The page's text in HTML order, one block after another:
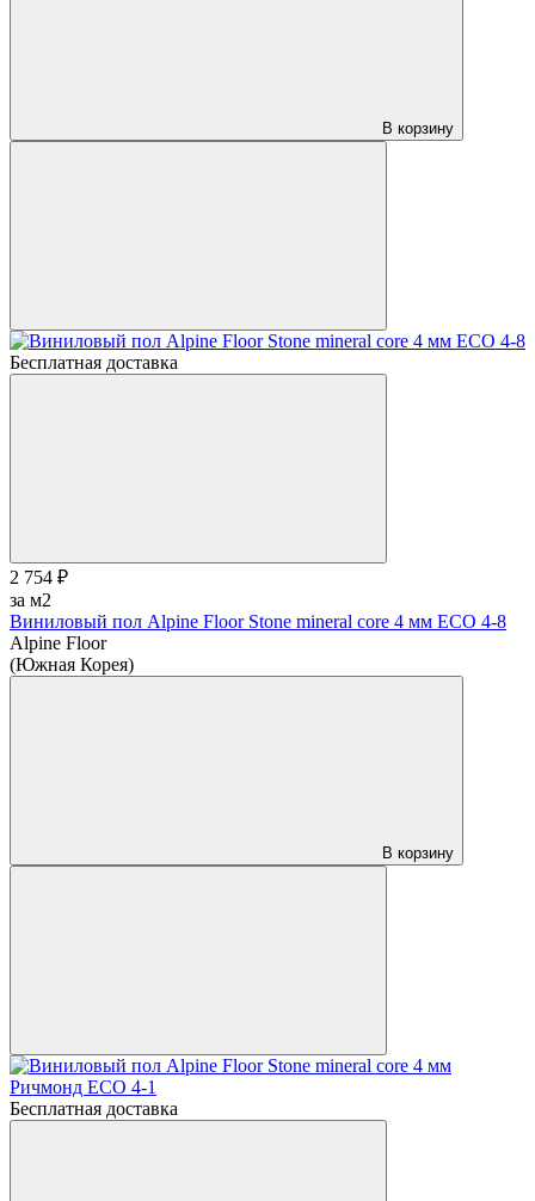
В корзину
Бесплатная доставка
2 754 ₽
за м2
Виниловый пол Alpine Floor Stone mineral core 4 мм ЕСО 4-8
Alpine Floor
(Южная Корея)
В корзину
Бесплатная доставка